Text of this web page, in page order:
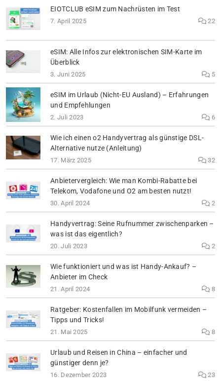
EIOTCLUB eSIM zum Nachrüsten im Test
7. April 2025 22
eSIM: Alle Infos zur elektronischen SIM-Karte im
Überblick
3. Juni 2025 5
eSIM im Urlaub (Nicht-EU Ausland) – Erfahrungen
und Empfehlungen
2. Juli 2023 6
Wie ich einen o2 Handyvertrag als günstige DSL-
Alternative nutze (Anleitung)
17. März 2025 32
Anbietervergleich: Wie man Kombi-Rabatte bei
Telekom, Vodafone und O2 am besten nutzt!
30. April 2024 2
Handyvertrag: Seine Rufnummer zwischenparken –
was ist das eigentlich?
20. Juli 2023 2
Wie funktioniert und was ist Handy-Ankauf? –
Anbieter im Check
21. April 2024 8
Ratgeber: Kostenfallen im Mobilfunk vermeiden –
Tipps und Tricks!
21. Mai 2025 8
Urlaub und Reisen in China – einfacher und
günstiger denn je?
16. Dezember 2023 23